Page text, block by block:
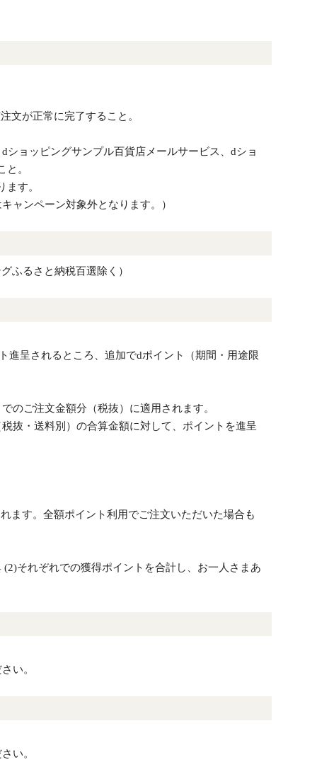
文が正常に完了すること。
ョッピングサンプル百貨店メールサービス、dショ
。
す。
ャンペーン対象外となります。）
ふるさと納税百選除く）
進呈されるところ、追加でdポイント（期間・用途限
のご注文金額分（税抜）に適用されます。
抜・送料別）の合算金額に対して、ポイントを進呈
ます。全額ポイント利用でご注文いただいた場合も
それぞれでの獲得ポイントを合計し、お一人さまあ
い。
い。